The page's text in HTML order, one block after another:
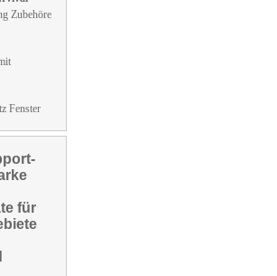
Zubehöre
Fenster
für